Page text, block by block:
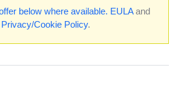
below where available. EULAand
Privacy/Cookie Policy.